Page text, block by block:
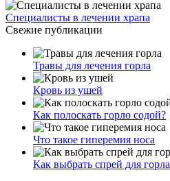
Специалисты в лечении храпа
Свежие публикации
Травы для лечения горла
Кровь из ушей
Как полоскать горло содой?
Что такое гиперемия носа
Как выбрать спрей для горла